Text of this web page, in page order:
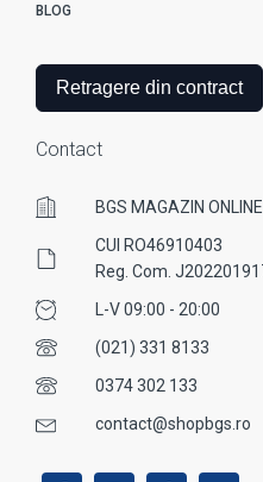
BLOG
Retragere din contract
Contact
BGS MAGAZIN ONLINE
CUI RO46910403
Reg. Com.
L-V 09:00 - 20:00
(021) 331 8133
0374 302 133
contact@shopbgs.ro